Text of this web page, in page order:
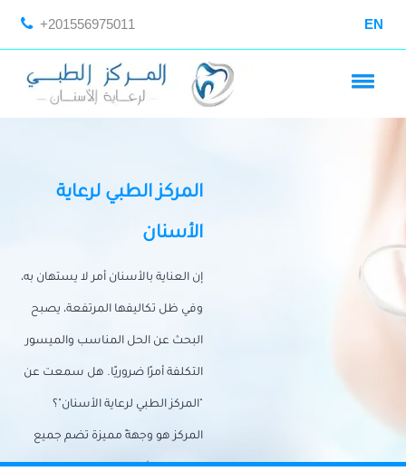
+201556975011 EN
المركز الطبي لرعاية
الأسنان
إن العناية بالأسنان أمر لا يستهان به،
وفي ظل تكاليفها المرتفعة، يصبح
البحث عن الحل المناسب والميسور
التكلفة أمرًا ضروريًا. هل سمعت عن
"المركز الطبي لرعاية الأسنان"؟
المركز هو وجهةً مميزة تضم جميع
احتياجات الأسنان تحت سقف واحد،